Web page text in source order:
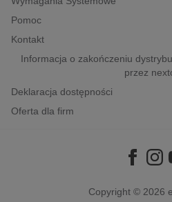
historia
Pomoc
Kontakt
Informacja o zakończeniu
przez
Deklaracja dostępności
Oferta dla firm
Copyright © 2026